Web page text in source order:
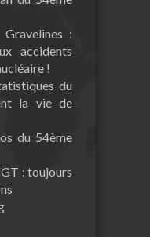
:
accidents
!
du
la vie de
du 54ème
: toujours